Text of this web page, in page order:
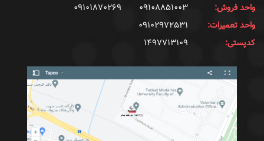
واحد فروش:
۰۹۱۰۸۸۵۱۰۰۳
۰۹۱۰۱۸۷۰۲۶۹
واحد تعمیرات:
۰۹۱۰۲۹۷۲۵۳۱
کدپستی:
۱۴۹۷۷۱۳۱۰۹